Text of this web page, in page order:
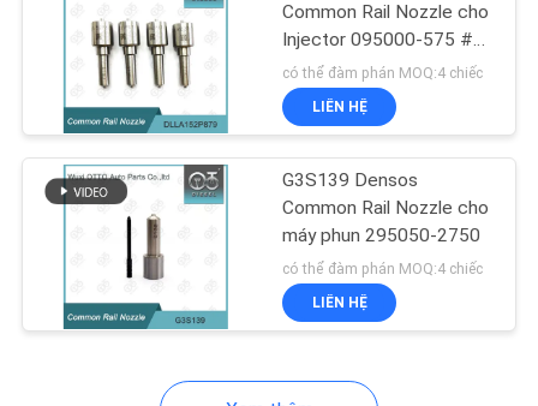
Van điều khiển vòi
phun Bosch
Van phun đường sắt
49
Common Rail Nozzle cho
Injector 095000-575 #
8-97354811- #
có thể đàm phán MOQ:4 chiếc
LIÊN HỆ
G3S139 Densos
Common Rail Nozzle cho
máy phun 295050-2750
có thể đàm phán MOQ:4 chiếc
LIÊN HỆ